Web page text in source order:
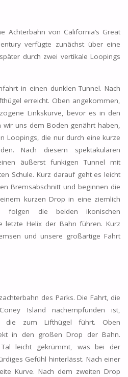
Achterbahn von California’s Great
verfügte zunächst über eine
durch zwei vertikale Loopings
in einen dunklen Tunnel. Nach
erreicht. Oben angekommen,
Linkskurve, bevor es in den
wir uns dem Boden genährt haben,
Loopings, die nur durch eine kurze
Nach diesem spektakulären
äußerst funkigen Tunnel mit
Schule. Kurz darauf geht es leicht
Bremsabschnitt und beginnen die
kurzen Drop in eine ziemlich
folgen die beiden ikonischen
letzte Helix der Bahn führen. Kurz
und unsere großartige Fahrt
des Parks. Die Fahrt, die
Island nachempfunden ist,
die zum Lifthügel führt. Oben
in den großen Drop der Bahn.
leicht gekrümmt, was bei der
Gefühl hinterlässt. Nach einer
Kurve. Nach dem zweiten Drop